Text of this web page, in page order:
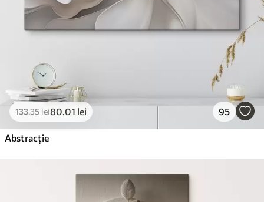
133.35lei80.01 lei 95
Abstracție